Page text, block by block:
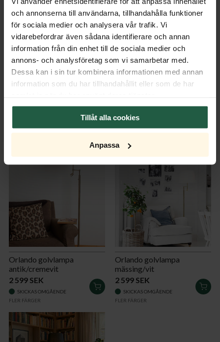
och annonserna till användarna, tillhandahålla funktioner
för sociala medier och analysera vår trafik. Vi
vidarebefordrar även sådana identifierare och annan
information från din enhet till de sociala medier och
annons- och analysföretag som vi samarbetar med.
Dessa kan i sin tur kombinera informationen med annan
information som du har tillhandahållit eller som de har
Tillåt alla cookies
Anpassa
Skärm Orlando Ø36xh26 cm
vit
599 SEK
LÄGG
I
VARUKORGEN
SKICKAS OMGÅENDE
FLER FÄRGER
KOMPLETTERANDE PRODUKTER
Orlando golvlampa
antik/cremevit
2 599 SEK
LÄGG
I
VARUKORGEN
SKICKAS OMGÅENDE
FLER FÄRGER
Orlando golvlampa
mässing/vit
2 599 SEK
I
SKICKAS OMGÅENDE
FLER FÄRGER